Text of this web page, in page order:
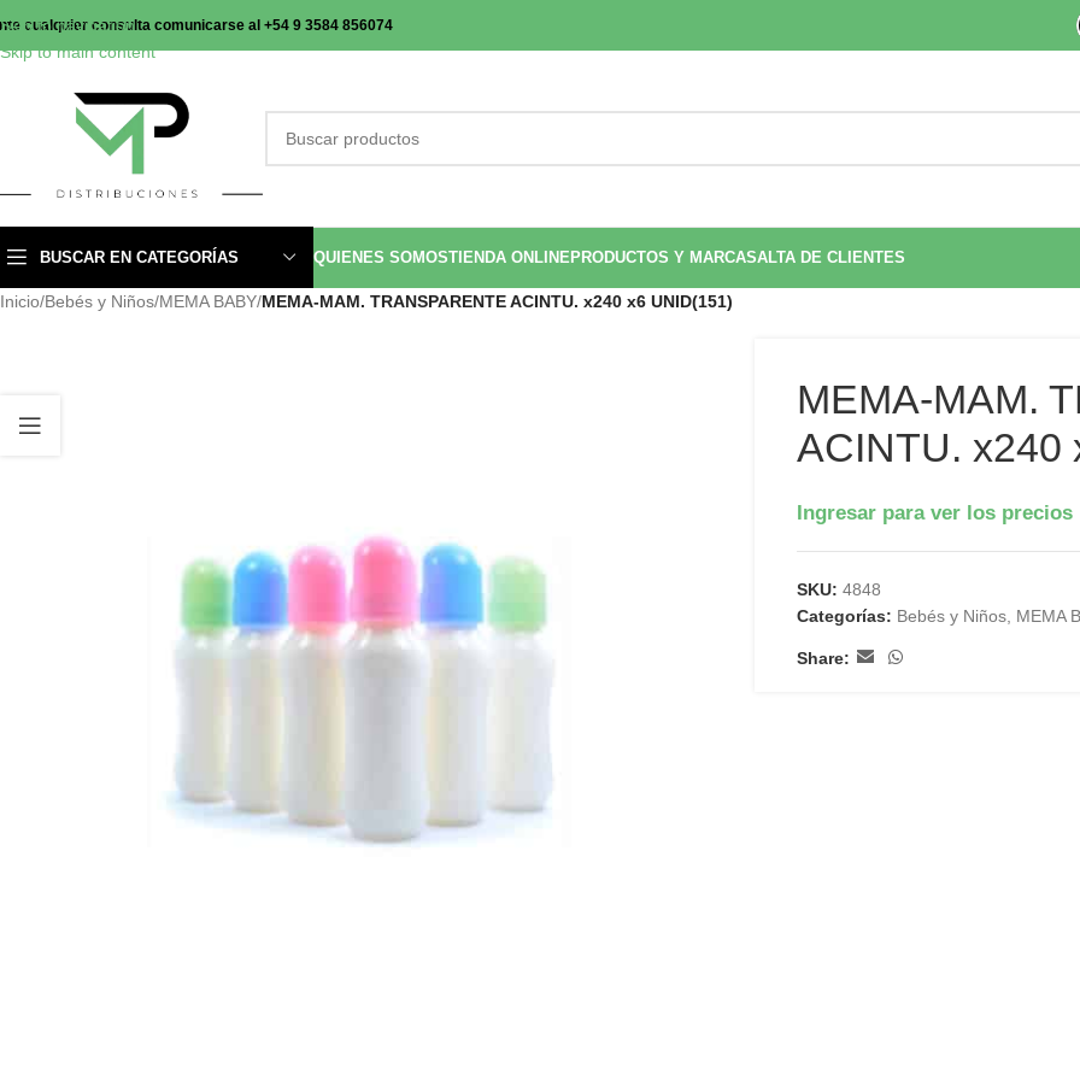
Skip to navigation
Skip to main content
cualquier consulta comunicarse al +54 9 3584 856074
BUSCAR EN CATEGORÍAS QUIENES SOMOSTIENDA ONLINEPRODUCTOS Y MARCASALTA DE CLIENTES
Inicio/Bebés y Niños/MEMA BABY/MEMA-MAM. TRANSPARENTE ACINTU. x240 x6 UNID(151)
MEMA-MAM.
ACINTU. x240
Ingresar para ver los precios
SKU: 4848
Categorías: Bebés y Niños, MEMA
Share: